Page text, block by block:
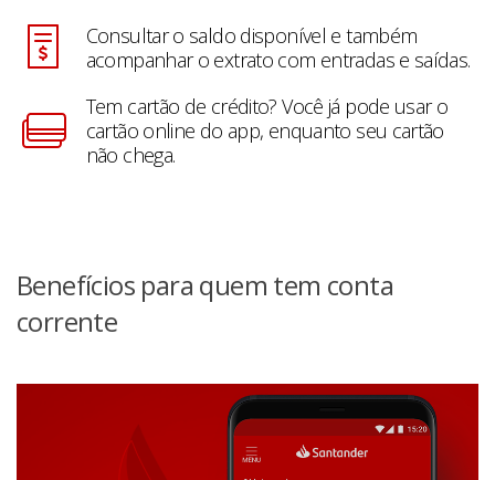
Consultar o saldo disponível e também
acompanhar o extrato com entradas e saídas.
Tem cartão de crédito? Você já pode usar o
cartão online do app, enquanto seu cartão
não chega.
Benefícios para quem tem conta
corrente